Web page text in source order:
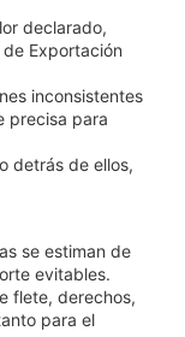
declarado,
Exportación
inconsistentes
precisa para
detrás de ellos,
se estiman de
evitables.
flete, derechos,
para el